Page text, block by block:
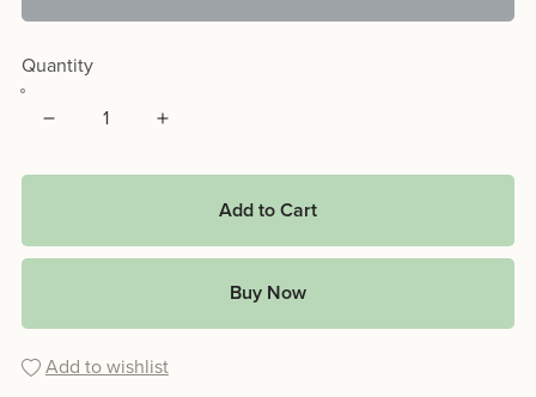
Quantity
Add to Cart
Buy Now
Add to wishlist